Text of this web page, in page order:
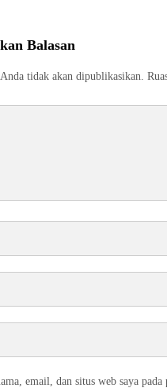
Balasan
tidak akan dipublikasikan.
email, dan situs web saya